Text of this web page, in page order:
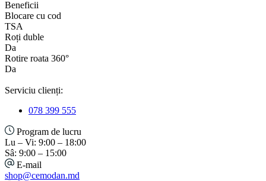
Beneficii
Blocare cu cod
TSA
Roți duble
Da
Rotire roata 360°
Da
Serviciu clienți:
078 399 555
Program de lucru
Lu – Vi: 9:00 – 18:00
Sâ: 9:00 – 15:00
E-mail
shop@cemodan.md